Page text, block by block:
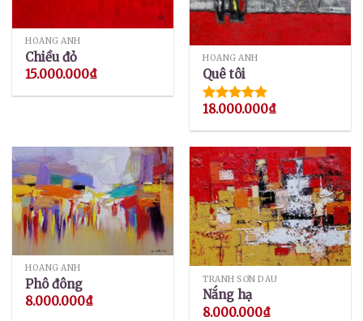
HOÀNG ANH
Chiều đỏ
15.000.000₫
HOÀNG ANH
Quê tôi
Được xếp
18.000.000₫
HOÀNG ANH
Phô đông
8.000.000₫
TRANH SƠN DẦU
Nắng hạ
8.000.000₫